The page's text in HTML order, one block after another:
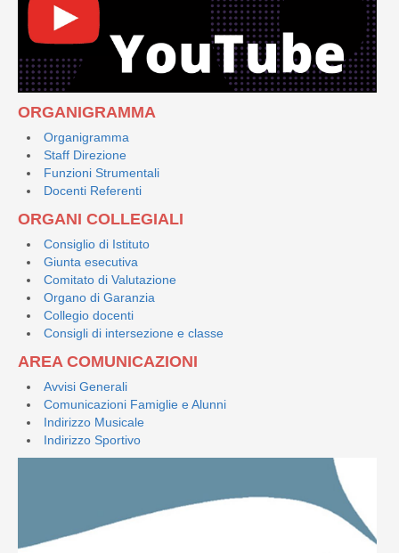
ORGANIGRAMMA
Organigramma
Staff Direzione
Funzioni Strumentali
Docenti Referenti
ORGANI COLLEGIALI
Consiglio di Istituto
Giunta esecutiva
Comitato di Valutazione
Organo di Garanzia
Collegio docenti
Consigli di intersezione e classe
AREA COMUNICAZIONI
Avvisi Generali
Comunicazioni Famiglie e Alunni
Indirizzo Musicale
Indirizzo Sportivo